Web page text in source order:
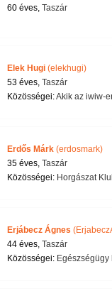
60 éves, Taszár
Elek Hugi (elekhugi)
53 éves, Taszár
Közösségei:Akik az iwiw-
Erdős Márk (erdosmark)
35 éves, Taszár
Közösségei: Horgászat
Erjábecz Ágnes
44 éves, Taszár
Közösségei: Egészségügy